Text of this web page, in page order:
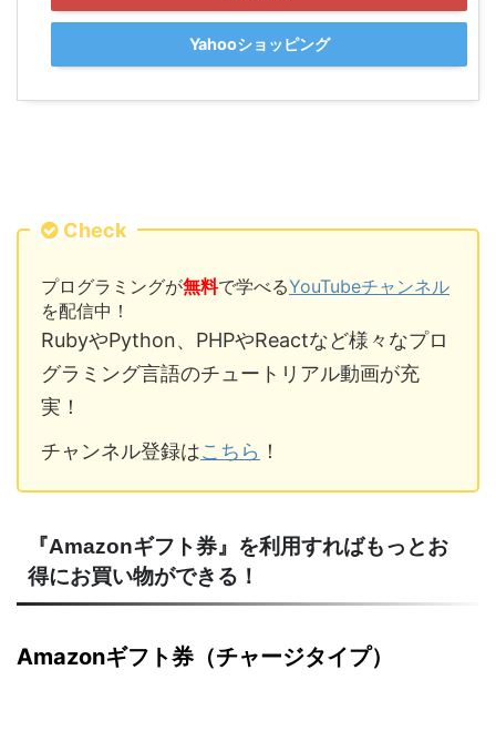
Yahooショッピング
Check
プログラミングが無料で学べるYouTubeチャンネル
を配信中！
RubyやPython、PHPやReactなど様々なプロ
グラミング言語のチュートリアル動画が充
実！
チャンネル登録はこちら ！
『Amazonギフト券』を利用すればもっとお
得にお買い物ができる！
Amazonギフト券（チャージタイプ）